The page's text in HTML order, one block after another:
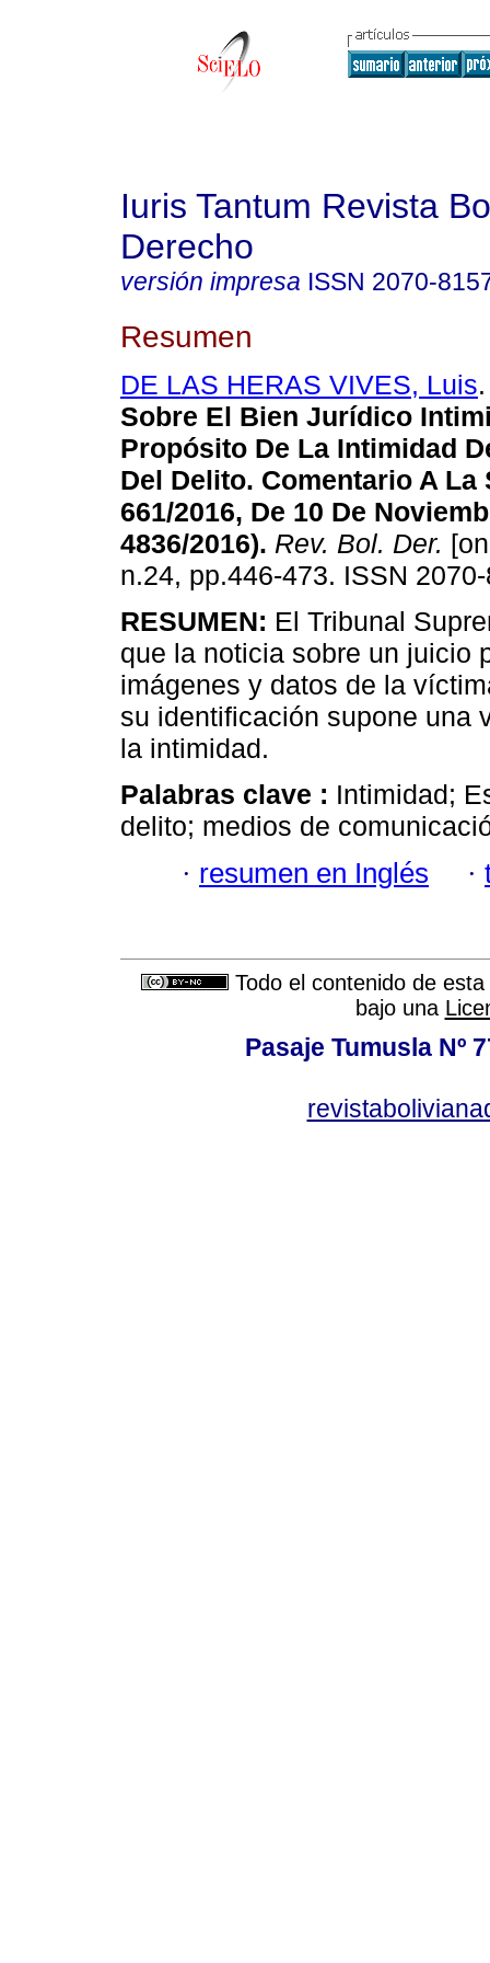
Iuris Tantum Revista
Derecho
versión impresa ISSN 2070-
Resumen
DE LAS HERAS VIVES, Luis.
Sobre El Bien Jurídico
Propósito De La Intimidad
Del Delito. Comentario A La
661/2016, De 10 De
4836/2016). Rev. Bol. Der.
n.24, pp.446-473. ISSN
RESUMEN: El Tribunal
que la noticia sobre un juicio
imágenes y datos de la
su identificación supone una
la intimidad.
Palabras clave : Intimidad;
delito; medios de
· resumen en Inglés ·
Todo el contenido de
bajo una
Pasaje Tumusla Nº